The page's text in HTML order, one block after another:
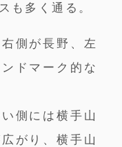
も多く通る。
側が長野、左
ドマーク的な
側には横手山
がり、横手山